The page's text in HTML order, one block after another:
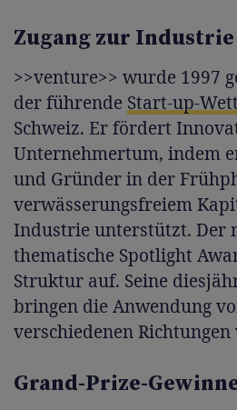
Zugang zur Industrie
>>venture>> wurde 1997
der führende Start-up-
Schweiz. Er fördert
Unternehmertum, indem
und Gründer in der
verwässerungsfreiem
Industrie unterstützt. Der
thematische Spotlight
Struktur auf. Seine
bringen die Anwendung
verschiedenen Richtungen
Grand-Prize-